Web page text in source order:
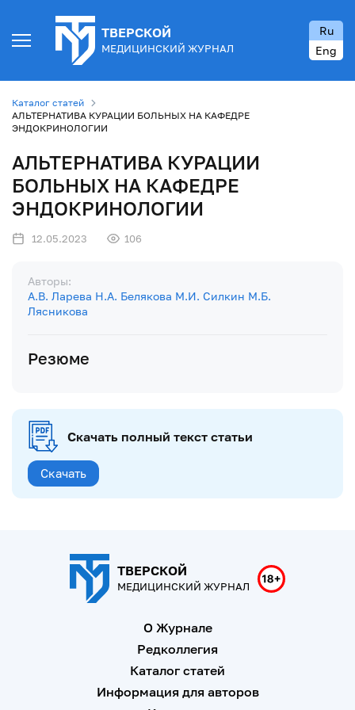
ТВЕРСКОЙ
МЕДИЦИНСКИЙ ЖУРНАЛ
Ru
Eng
Каталог статей
АЛЬТЕРНАТИВА КУРАЦИИ БОЛЬНЫХ НА КАФЕДРЕ
ЭНДОКРИНОЛОГИИ
АЛЬТЕРНАТИВА КУРАЦИИ
БОЛЬНЫХ НА КАФЕДРЕ
ЭНДОКРИНОЛОГИИ
12.05.2023 106
Авторы:
А.В. Ларева Н.А. Белякова М.И. Силкин М.Б.
Лясникова
Резюме
Скачать полный текст статьи
Скачать
ТВЕРСКОЙ
МЕДИЦИНСКИЙ ЖУРНАЛ
О Журнале
Редколлегия
Каталог статей
Информация для авторов